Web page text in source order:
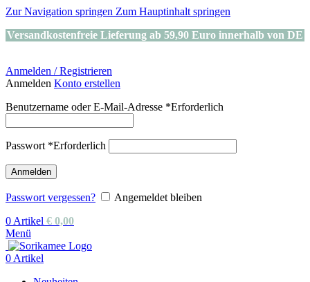
Zur Navigation springen Zum Hauptinhalt springen
Versandkostenfreie Lieferung ab 59,90 Euro innerhalb von DE
Anmelden / Registrieren
Anmelden Konto erstellen
Benutzername oder E-Mail-Adresse *Erforderlich
Passwort *Erforderlich
Anmelden
Passwort vergessen?
Angemeldet bleiben
0 Artikel € 0,00
Menü
0 Artikel